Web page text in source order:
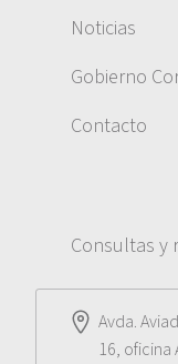
Noticias
Gobierno
Contacto
Consultas y
Avda.
16, oficina